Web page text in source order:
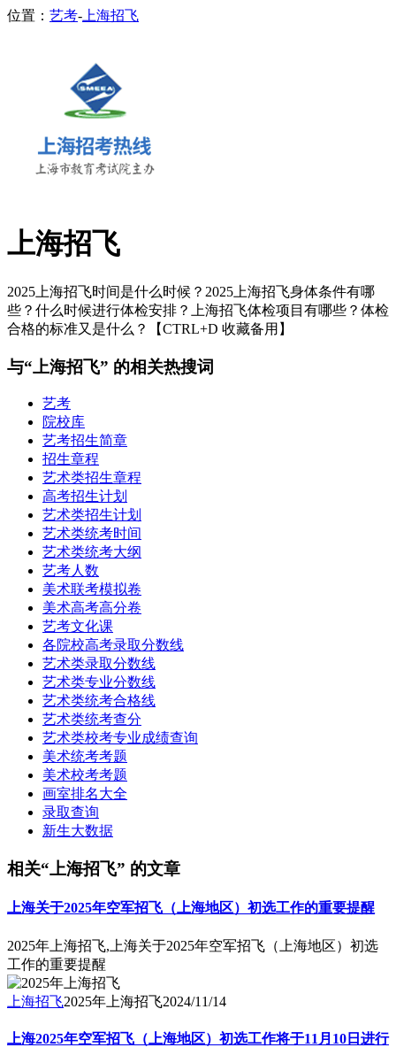
位置： 艺考- 上海招飞
上海招飞
2025上海招飞时间是什么时候？2025上海招飞身体条件有哪
些？什么时候进行体检安排？上海招飞体检项目有哪些？体检
合格的标准又是什么？【CTRL+D 收藏备用】
与“上海招飞” 的相关热搜词
艺考
院校库
艺考招生简章
招生章程
艺术类招生章程
高考招生计划
艺术类招生计划
艺术类统考时间
艺术类统考大纲
艺考人数
美术联考模拟卷
美术高考高分卷
艺考文化课
各院校高考录取分数线
艺术类录取分数线
艺术类专业分数线
艺术类统考合格线
艺术类统考查分
艺术类校考专业成绩查询
美术统考考题
美术校考考题
画室排名大全
录取查询
新生大数据
相关“上海招飞” 的文章
上海关于2025年空军招飞（上海地区）初选工作的重要提醒
2025年上海招飞,上海关于2025年空军招飞（上海地区）初选
工作的重要提醒
上海招飞2025年上海招飞2024/11/14
上海2025年空军招飞（上海地区）初选工作将于11月10日进行